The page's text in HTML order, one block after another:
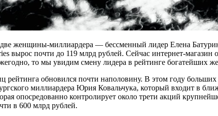
женщины-миллиардера — бессменный лидер Елена
вырос почти до 119 млрд рублей. Сейчас интернет-
то мы увидим смену лидера в рейтинге богатейших
рейтинга обновился почти наполовину. В этом году
миллиардера Юрия Ковальчука, который входит в
опосредованно контролирует около трети акций
в 600 млрд рублей.